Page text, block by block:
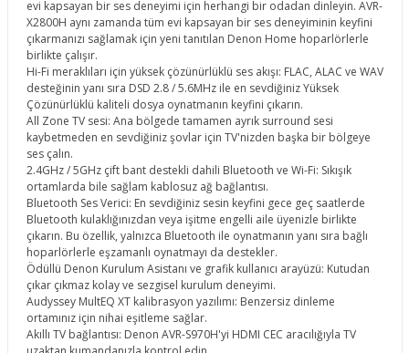
evi kapsayan bir ses deneyimi için herhangi bir odadan dinleyin. AVR-
X2800H aynı zamanda tüm evi kapsayan bir ses deneyiminin keyfini
çıkarmanızı sağlamak için yeni tanıtılan Denon Home hoparlörlerle
birlikte çalışır.
Hi-Fi meraklıları için yüksek çözünürlüklü ses akışı: FLAC, ALAC ve WAV
desteğinin yanı sıra DSD 2.8 / 5.6MHz ile en sevdiğiniz Yüksek
Çözünürlüklü kaliteli dosya oynatmanın keyfini çıkarın.
All Zone TV sesi: Ana bölgede tamamen ayrık surround sesi
kaybetmeden en sevdiğiniz şovlar için TV'nizden başka bir bölgeye
ses çalın.
2.4GHz / 5GHz çift bant destekli dahili Bluetooth ve Wi-Fi: Sıkışık
ortamlarda bile sağlam kablosuz ağ bağlantısı.
Bluetooth Ses Verici: En sevdiğiniz sesin keyfini gece geç saatlerde
Bluetooth kulaklığınızdan veya işitme engelli aile üyenizle birlikte
çıkarın. Bu özellik, yalnızca Bluetooth ile oynatmanın yanı sıra bağlı
hoparlörlerle eşzamanlı oynatmayı da destekler.
Ödüllü Denon Kurulum Asistanı ve grafik kullanıcı arayüzü: Kutudan
çıkar çıkmaz kolay ve sezgisel kurulum deneyimi.
Audyssey MultEQ XT kalibrasyon yazılımı: Benzersiz dinleme
ortamınız için nihai eşitleme sağlar.
Akıllı TV bağlantısı: Denon AVR-S970H'yi HDMI CEC aracılığıyla TV